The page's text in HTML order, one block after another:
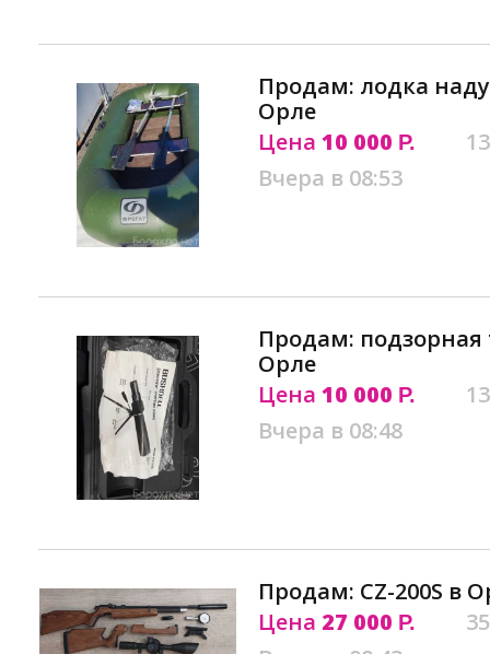
Продам: лодка
Орле
Цена 10 000 Р.
Вчера в 08:53
Продам: подзорная
Орле
Цена 10 000 Р.
Вчера в 08:48
Продам: CZ-200S в
Цена 27 000 Р.